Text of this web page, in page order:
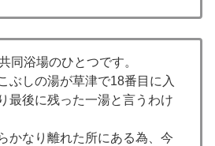
同浴場のひとつです。
ぶしの湯が草津で18番目に入
最後に残った一湯と言うわけ
かなり離れた所にある為、今